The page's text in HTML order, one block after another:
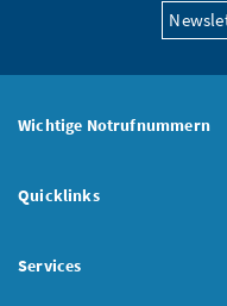
Wichtige Notrufnummern
Quicklinks
Services